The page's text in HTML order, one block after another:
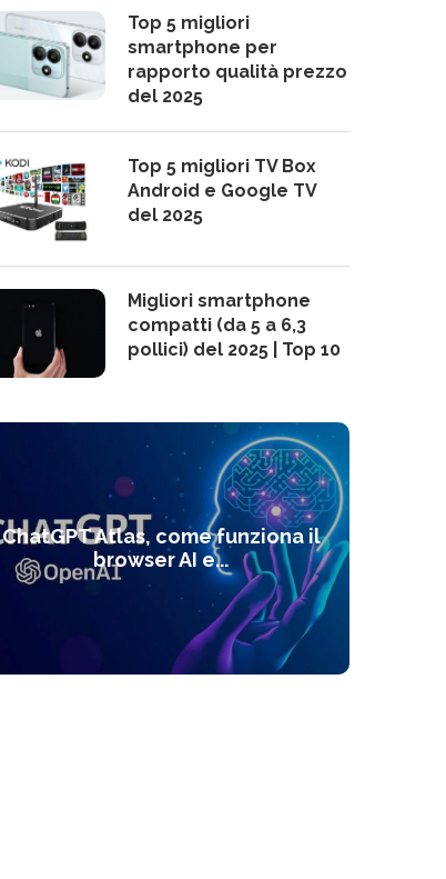
Top 5 migliori
smartphone per
rapporto qualità prezzo
del 2025
Top 5 migliori TV Box
Android e Google TV
del 2025
Migliori smartphone
compatti (da 5 a 6,3
pollici) del 2025 | Top 10
ChatGPT Atlas, come funziona il
browser AI e...